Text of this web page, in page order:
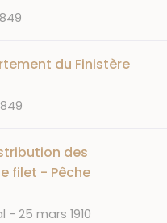
du Finistère
des
filet - Pêche
DATE
25 mars 1910